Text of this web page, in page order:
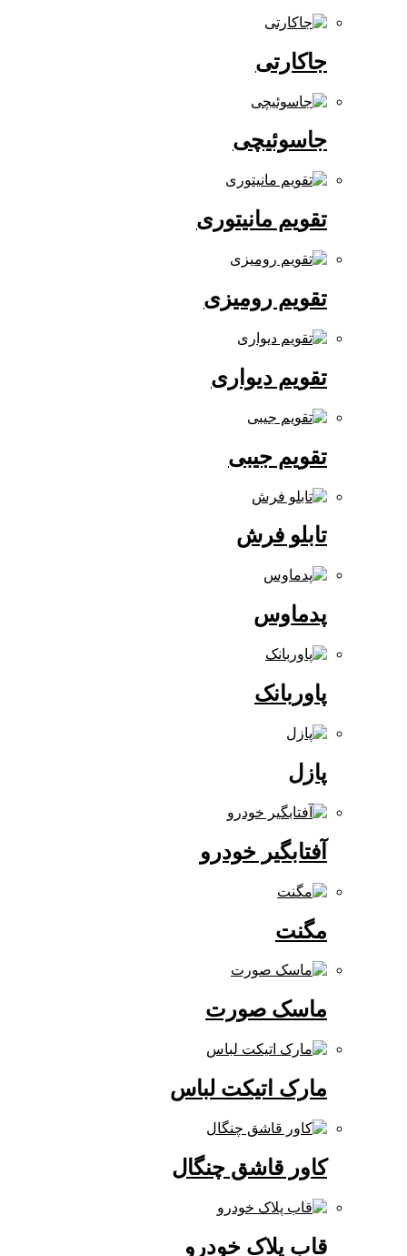
جاسوئیچی
تقویم مانیتوری
تقویم رومیزی
تقویم دیواری
تقویم جیبی
تابلو فرش
آفتابگیر خودرو
ماسک صورت
مارک اتیکت لباس
کاور قاشق چنگال
قاب پلاک خودرو